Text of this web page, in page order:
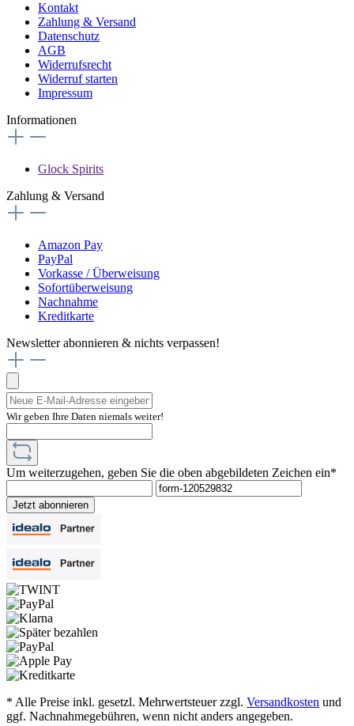
Kontakt
Zahlung & Versand
Datenschutz
AGB
Widerrufsrecht
Widerruf starten
Impressum
Informationen
Glock Spirits
Zahlung & Versand
Amazon Pay
PayPal
Vorkasse / Überweisung
Sofortüberweisung
Nachnahme
Kreditkarte
Newsletter abonnieren & nichts verpassen!
Wir geben Ihre Daten niemals weiter!
Um weiterzugehen, geben Sie die oben abgebildeten Zeichen ein*
Jetzt abonnieren
* Alle Preise inkl. gesetzl. Mehrwertsteuer zzgl. Versandkosten und
ggf. Nachnahmegebühren, wenn nicht anders angegeben.